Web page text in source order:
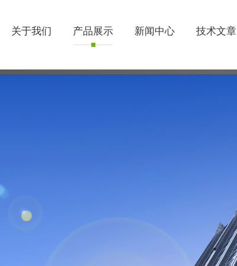
关于我们 产品展示 新闻中心 技术文章